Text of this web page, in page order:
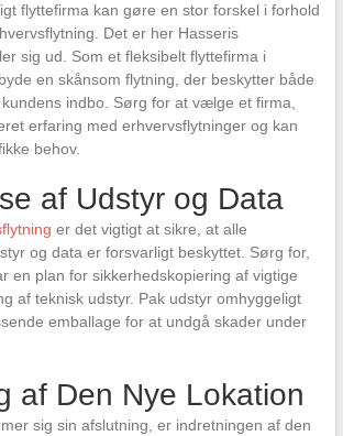
flyttefirma kan gøre en stor forskel i forhold
Det er her Hasseris
sig ud. Som et fleksibelt flyttefirma i
en skånsom flytning, der beskytter både
indbo. Sørg for at vælge et firma,
erfaring med erhvervsflytninger og kan
behov.
af Udstyr og Data
er det vigtigt at sikre, at alle
og data er forsvarligt beskyttet. Sørg for,
en plan for sikkerhedskopiering af vigtige
af teknisk udstyr. Pak udstyr omhyggeligt
emballage for at undgå skader under
af Den Nye Lokation
sig sin afslutning, er indretningen af den